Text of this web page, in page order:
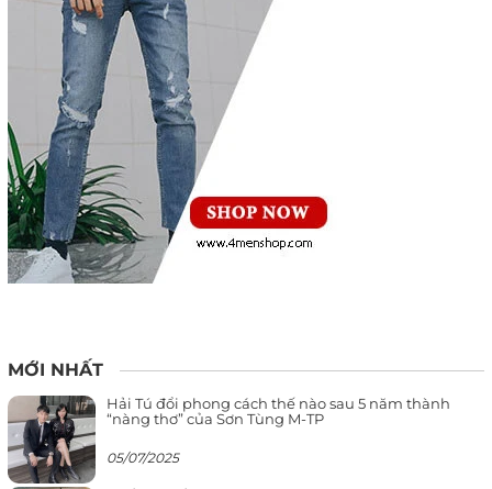
MỚI NHẤT
Hải Tú đổi phong cách thế nào sau 5 năm thành
“nàng thơ” của Sơn Tùng M-TP
05/07/2025